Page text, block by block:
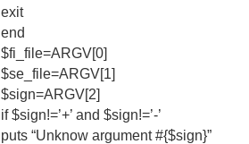
exit
end
$fi_file=ARGV[0]
$se_file=ARGV[1]
$sign=ARGV[2]
if $sign!=’+’ and $sign!=’-’
puts “Unknow argument #{$sign}”